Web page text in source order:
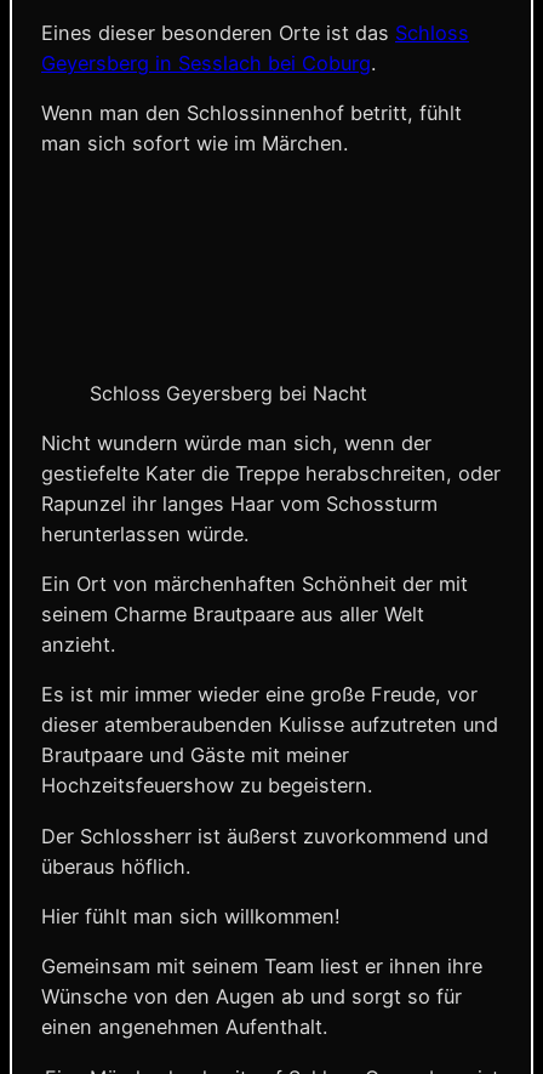
Eines dieser besonderen Orte ist das Schloss
Geyersberg in Sesslach bei Coburg.
Wenn man den Schlossinnenhof betritt, fühlt
man sich sofort wie im Märchen.
Schloss Geyersberg bei Nacht
Nicht wundern würde man sich, wenn der
gestiefelte Kater die Treppe herabschreiten, oder
Rapunzel ihr langes Haar vom Schossturm
herunterlassen würde.
Ein Ort von märchenhaften Schönheit der mit
seinem Charme Brautpaare aus aller Welt
anzieht.
Es ist mir immer wieder eine große Freude, vor
dieser atemberaubenden Kulisse aufzutreten und
Brautpaare und Gäste mit meiner
Hochzeitsfeuershow zu begeistern.
Der Schlossherr ist äußerst zuvorkommend und
überaus höflich.
Hier fühlt man sich willkommen!
Gemeinsam mit seinem Team liest er ihnen ihre
Wünsche von den Augen ab und sorgt so für
einen angenehmen Aufenthalt.